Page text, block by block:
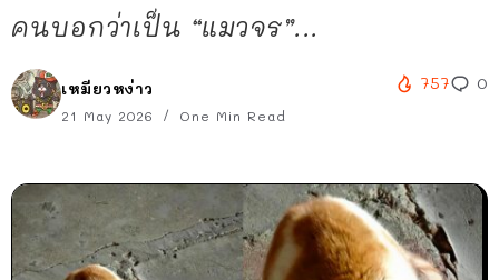
คนบอกว่าเป็น “แมวจร”...
เหมียวหง่าว
21 May 2026 One Min Read
757 0